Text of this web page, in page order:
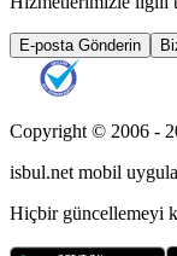
E-posta Gönderin
Copyright © 2006 -
isbul.net mobil
Hiçbir güncellemeyi